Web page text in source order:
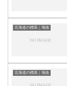
北海道の標高｜海抜
北海道の標高｜海抜